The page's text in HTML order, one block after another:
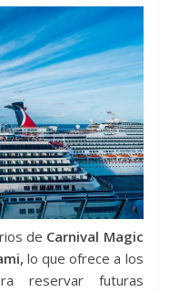
de Carnival Magic
lo que ofrece a los
reservar futuras